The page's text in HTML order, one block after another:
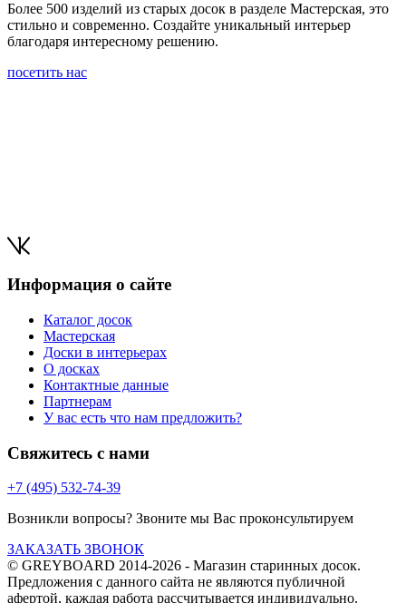
Более 500 изделий из старых досок в разделе Мастерская, это
стильно и современно. Создайте уникальный интерьер
благодаря интересному решению.
посетить нас
Информация о сайте
Каталог досок
Мастерская
Доски в интерьерах
О досках
Контактные данные
Партнерам
У вас есть что нам предложить?
Свяжитесь с нами
+7 (495) 532-74-39
Возникли вопросы? Звоните мы Вас проконсультируем
ЗАКАЗАТЬ ЗВОНОК
© GREYBOARD 2014-2026 - Магазин старинных досок.
Предложения с данного сайта не являются публичной
афертой, каждая работа рассчитывается индивидуально.